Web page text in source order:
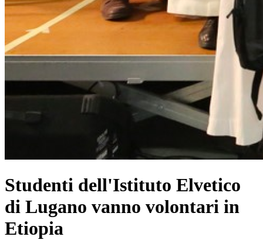
Studenti dell'Istituto Elvetico
di Lugano vanno volontari in
Etiopia